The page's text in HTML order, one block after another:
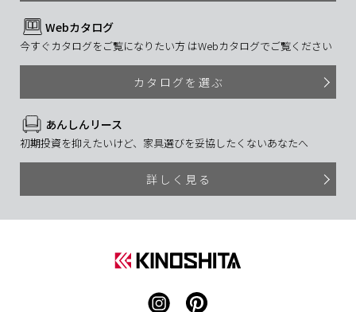
Webカタログ
今すぐカタログをご覧になりたい方 はWebカタログでご覧ください
カタログを選ぶ
あんしんリース
初期投資を抑えたいけど、家具選びを妥協したくないあなたへ
詳しく見る